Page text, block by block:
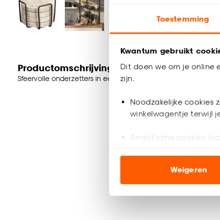
Toestemming
Kwantum gebruikt
Dit doen we om je online
zijn.
Noodzakelijke cookies
winkelwagentje terwijl
Analytische cookies
ook buiten de
Klik op ‘Ja, alles
noodzakelijke cookies
Weigeren
Productomschrijving
Sfeervolle onderzetters in een zand kleur. Gemaakt van